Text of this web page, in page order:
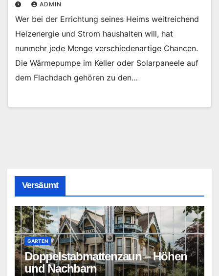
ADMIN
Wer bei der Errichtung seines Heims weitreichend
Heizenergie und Strom haushalten will, hat
nunmehr jede Menge verschiedenartige Chancen.
Die Wärmepumpe im Keller oder Solarpaneele auf
dem Flachdach gehören zu den…
Versäumt
GARTEN
Doppelstabmattenzaun – Höhen
und Nachbarn